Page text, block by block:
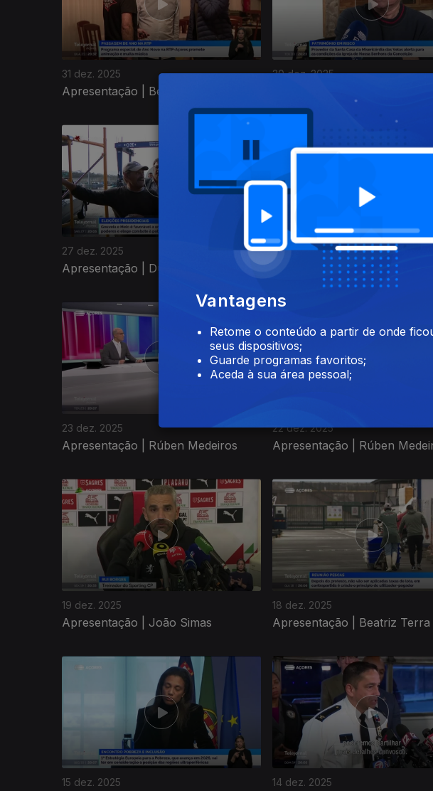
31 dez. 2025
Apresentação | Beatriz Terra
30 dez. 2025
27 dez. 2025
Apresentação | Dulce Vieira
26 dez. 2025
Apresentação | Rúben
23 dez. 2025
Apresentação | Rúben Medeiros
22 dez. 2025
Apresentação | Rúben
897519
19 dez. 2025
Apresentação | João Simas
18 dez. 2025
Apresentação | Beatriz Terra
15 dez. 2025 14 dez. 2025
Vantagens
Retome o conteúdo a partir de onde
seus dispositivos;
Guarde programas favoritos;
Aceda à sua área pessoal;